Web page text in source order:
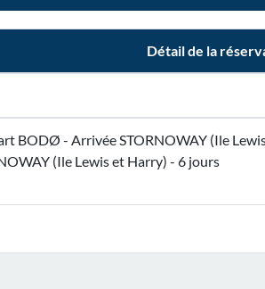
Détail de la
BODØ - Arrivée STORNOWAY (Ile
(Ile Lewis et Harry) - 6 jours